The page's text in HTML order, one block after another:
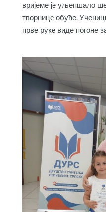
вријеме је уљепшало
творнице обуће.
прве руке виде погоне